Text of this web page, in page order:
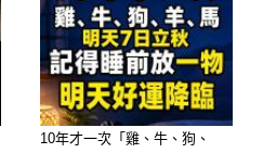
10年才一次「雞、牛、狗、